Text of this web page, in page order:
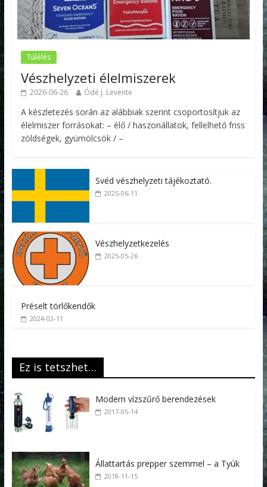
Túlélés
Vészhelyzeti élelmiszerek
2026-06-26 Ódé J. Levente
A készletezés során az alábbiak szerint csoportosítjuk az
élelmiszer forrásokat: – élő / haszonállatok, fellelhető friss
zöldségek, gyümölcsök / –
Svéd vészhelyzeti tájékoztató.
2025-06-11
Vészhelyzetkezelés
2025-05-26
Préselt törlőkendők
2024-03-11
Ez is tetszhet…
Modern vízszűrő berendezések
2017-05-14
Állattartás prepper szemmel – a Tyúk
2018-11-15